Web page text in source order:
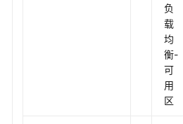
负
载
均
衡-
可
用
区